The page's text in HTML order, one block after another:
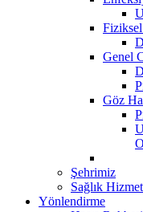
Genel
Göz
Şehrimiz
Sağlık
Yönlendirme